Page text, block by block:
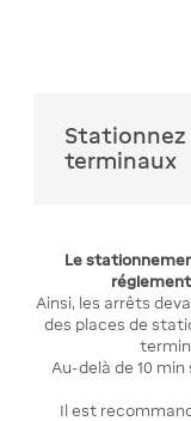
Stationnez
terminaux
Le
Ainsi, les arrêts
des places de
Au-delà de 10
Il est